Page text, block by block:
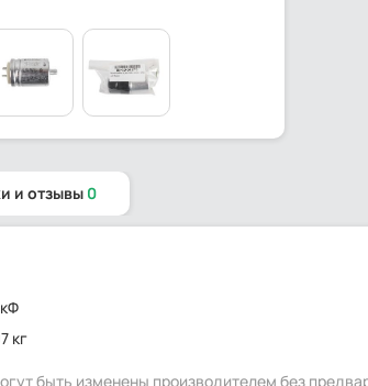
и отзывы 0
кг
быть изменены производителем без